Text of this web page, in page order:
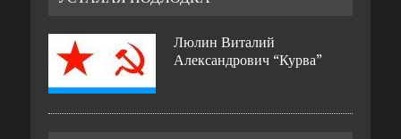
Люлин Виталий
Александрович “Курва”